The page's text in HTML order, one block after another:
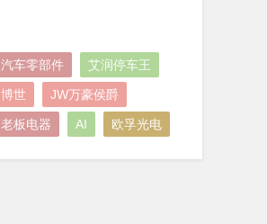
汽车零部件 艾润停车王
博世 JW万豪侯爵
老板电器 AI 欧孚光电